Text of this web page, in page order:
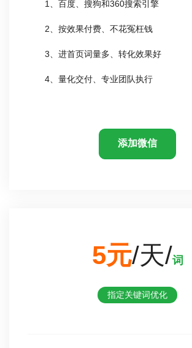
1、百度、搜狗和360搜索引擎
2、按效果付费、不花冤枉钱
3、进首页词量多、转化效果好
4、量化交付、专业团队执行
添加微信
5元/天/词
指定关键词优化